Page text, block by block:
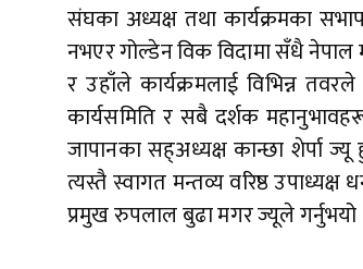
संघका अध्यक्ष तथा कार्यक्रमका
नभएर गोल्डेन विक विदामा सँधै नेपाल
र उहाँले कार्यक्रमलाई विभिन्न
कार्यसमिति र सबै दर्शक
जापानका सह्अध्यक्ष कान्छा शेर्पा
त्यस्तै स्वागत मन्तव्य वरिष्ठ
प्रमुख रुपलाल बुढा मगर ज्यूले गर्नुभयो